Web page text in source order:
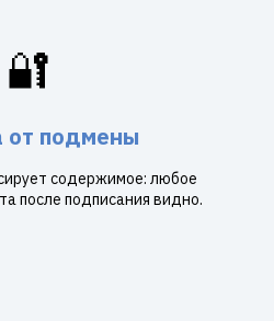
🔐
от подмены
содержимое: любое
после подписания видно.